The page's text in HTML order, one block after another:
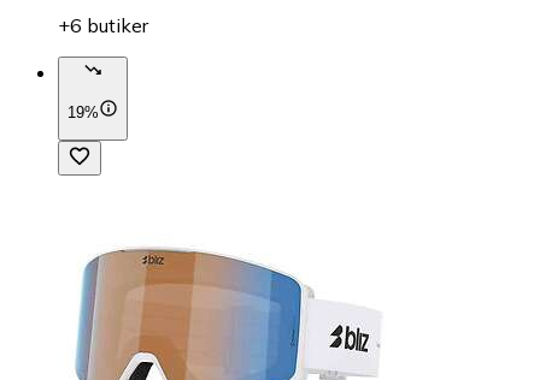
+6 butiker
19%